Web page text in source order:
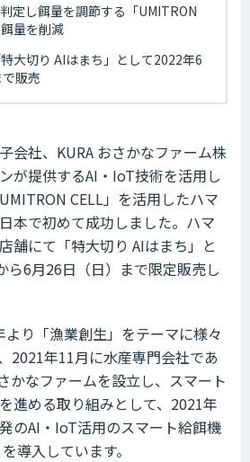
定し餌量を調節する「UMITRON
量を削減
大切り AIはまち」として2022年6
販売
会社、KURA おさかなファーム株
が提供するAI・IoT技術を活用し
CELL」を活用したハマ
本で初めて成功しました。ハマ
舗にて「特大切り AIはまち」と
ら6月26日（日）まで限定販売し
より「漁業創生」をテーマに様々
2021年11月に水産専門会社であ
かなファームを設立し、スマート
進める取り組みとして、2021年
のAI・IoT活用のスマート給餌機
導入しています。